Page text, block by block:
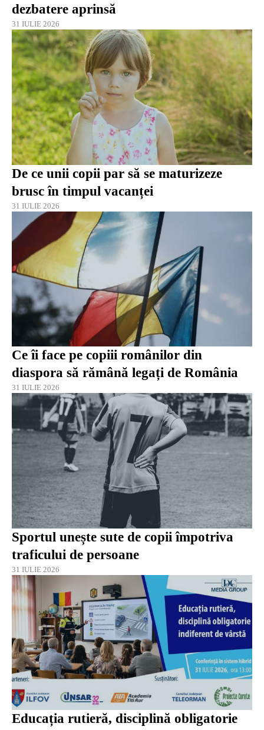
dezbatere aprinsă
31 IULIE 2026
De ce unii copii par să se maturizeze
brusc în timpul vacanței
31 IULIE 2026
Ce îi face pe copiii românilor din
diaspora să rămână legați de România
31 IULIE 2026
Sportul unește sute de copii împotriva
traficului de persoane
31 IULIE 2026
Educația rutieră, disciplină obligatorie